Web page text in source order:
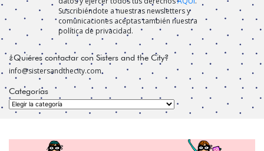
Suscribiéndote a nuestras newsletters y
comunicaciones aceptas también nuestra
política de privacidad.
¿Quiéres contactar con Sisters and the City?
info@sistersandthecity.com
Categorías
Categorías